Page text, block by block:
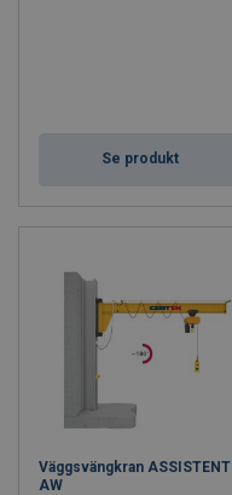
Se produkt
Väggsvängkran ASSISTENT
AW